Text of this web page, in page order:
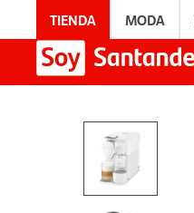
TIENDA MODA